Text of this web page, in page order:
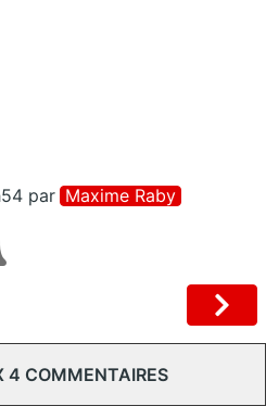
par Maxime Raby
4 COMMENTAIRES